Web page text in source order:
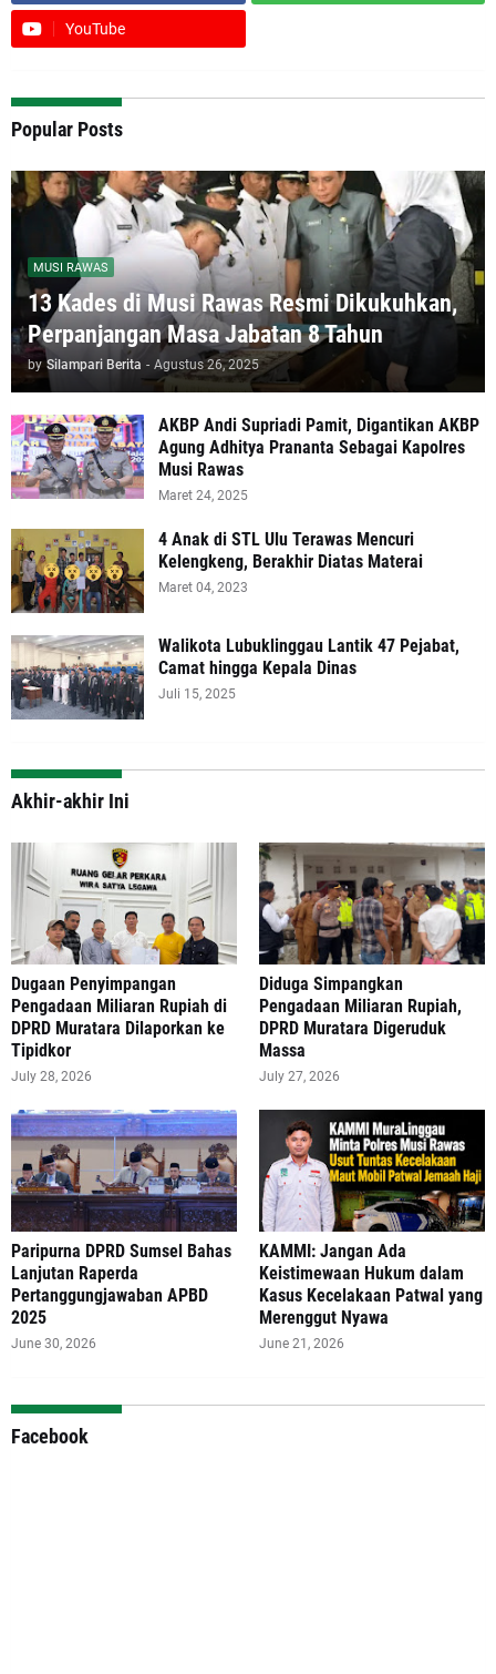
YouTube
Popular Posts
MUSI RAWAS
13 Kades di Musi Rawas Resmi Dikukuhkan,
Perpanjangan Masa Jabatan 8 Tahun
by Silampari Berita - Agustus 26, 2025
AKBP Andi Supriadi Pamit, Digantikan AKBP
Agung Adhitya Prananta Sebagai Kapolres
Musi Rawas
Maret 24, 2025
4 Anak di STL Ulu Terawas Mencuri
Kelengkeng, Berakhir Diatas Materai
Maret 04, 2023
Walikota Lubuklinggau Lantik 47 Pejabat,
Camat hingga Kepala Dinas
Juli 15, 2025
Akhir-akhir Ini
‎Dugaan Penyimpangan
Pengadaan Miliaran Rupiah di
DPRD Muratara Dilaporkan ke
Tipidkor
July 28, 2026
Diduga Simpangkan
Pengadaan Miliaran Rupiah,
DPRD Muratara Digeruduk
Massa
July 27, 2026
Paripurna DPRD Sumsel Bahas
Lanjutan Raperda
Pertanggungjawaban APBD
2025
June 30, 2026
‎KAMMI: Jangan Ada
Keistimewaan Hukum dalam
Kasus Kecelakaan Patwal yang
Merenggut Nyawa
June 21, 2026
Facebook